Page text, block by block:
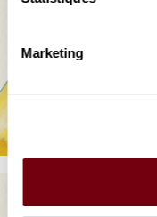
Marketing